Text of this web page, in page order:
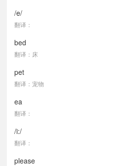
/e/
翻译：
bed
翻译：床
pet
翻译：宠物
ea
翻译：
/i:/
翻译：
please